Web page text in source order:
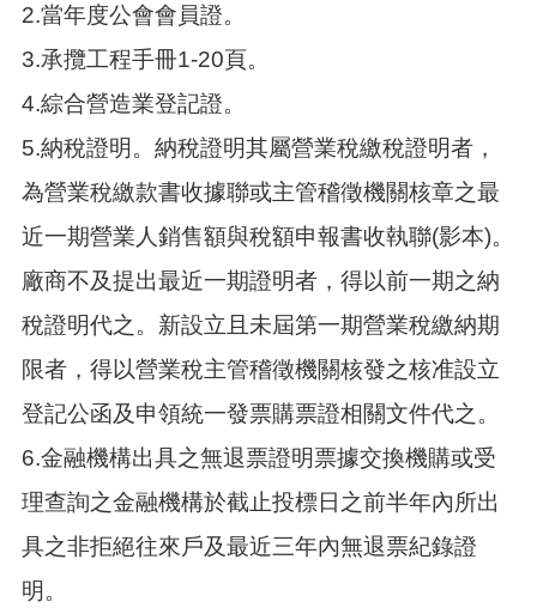
2.當年度公會會員證。
3.承攬工程手冊1-20頁。
4.綜合營造業登記證。
5.納稅證明。納稅證明其屬營業稅繳稅證明者，
為營業稅繳款書收據聯或主管稽徵機關核章之最
近一期營業人銷售額與稅額申報書收執聯(影本)。
廠商不及提出最近一期證明者，得以前一期之納
稅證明代之。新設立且未屆第一期營業稅繳納期
限者，得以營業稅主管稽徵機關核發之核准設立
登記公函及申領統一發票購票證相關文件代之。
6.金融機構出具之無退票證明票據交換機購或受
理查詢之金融機構於截止投標日之前半年內所出
具之非拒絕往來戶及最近三年內無退票紀錄證
明。